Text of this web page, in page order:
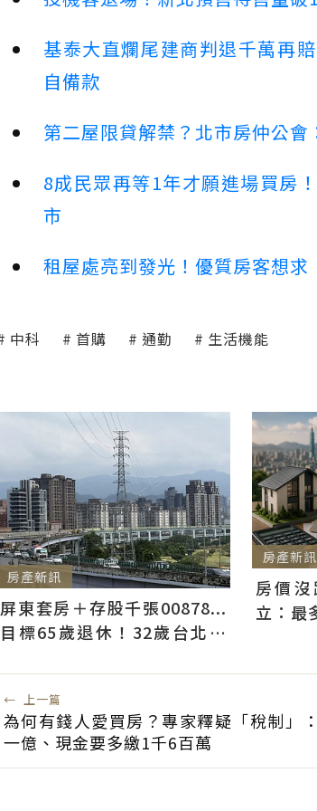
基泰大直爛尾建商判退千萬再
自備款
第二屋限貸解禁？北市房仲公會
8成民眾再等1年才願進場買房
市
租屋處亮到發光！優質房客想
中科 首購 通勤 生活機能
房產新訊
屏東套房＋存股千張00878...
目標65歲退休！32歲台北人
房產新訊
房價
立：最
← 上一篇
為何有錢人愛買房？專家釋疑「稅制」
一億、現金要多繳1千6百萬